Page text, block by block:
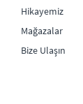
Hikayemiz
Mağazalar
Bize Ulaşın